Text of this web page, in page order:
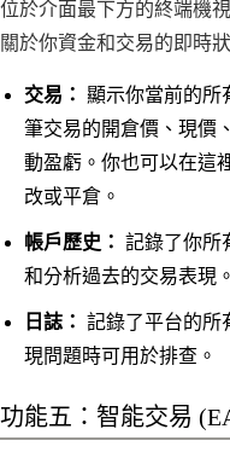
位於介面最下方的終端機
關於你資金和交易的即時
交易： 顯示你當前的所
筆交易的開倉價、現價
動盈虧。你也可以在這
改或平倉。
帳戶歷史： 記錄了你所
和分析過去的交易表現。
日誌： 記錄了平台的所
現問題時可用於排查。
功能五：智能交易